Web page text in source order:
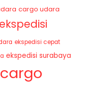
cargo udara
ekspedisi
ekspedisi cepat
ekspedisi surabaya